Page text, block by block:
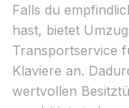
Falls du
hast, bietet
Transportservice
Klaviere an.
wertvollen